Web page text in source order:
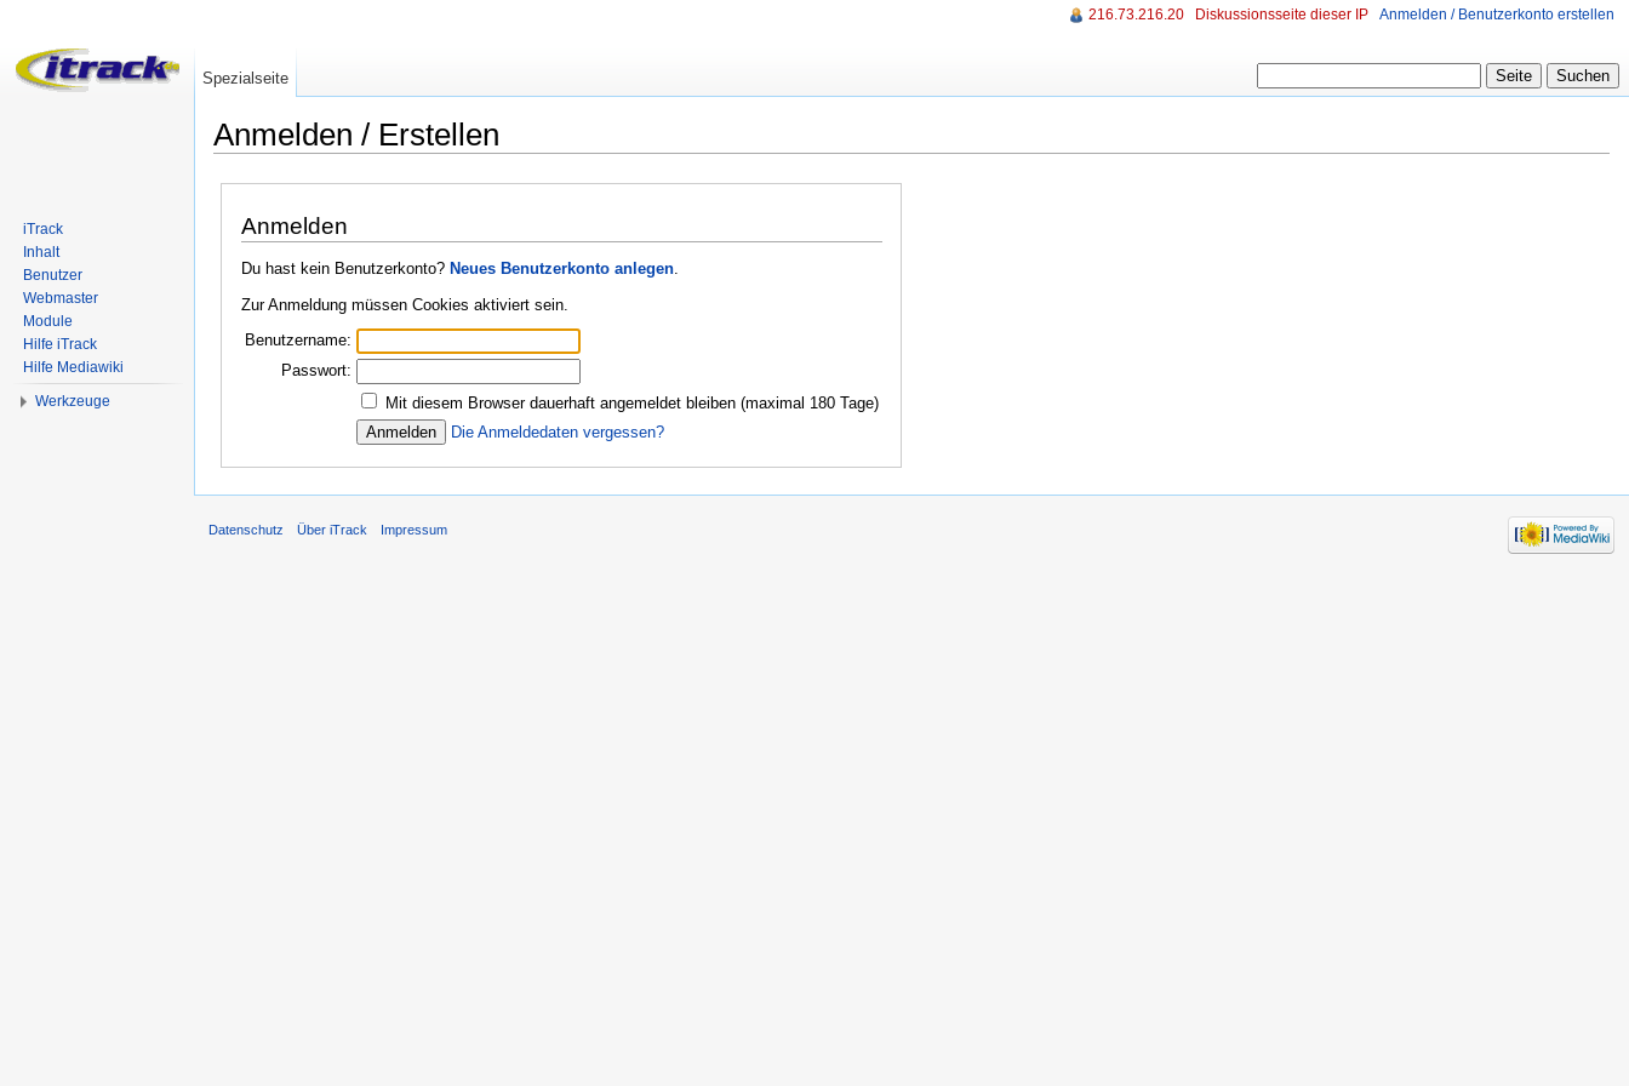
Anmelden / Erstellen
Anmelden
Du hast kein Benutzerkonto? Neues Benutzerkonto anlegen.
Zur Anmeldung müssen Cookies aktiviert sein.
Benutzername:
Passwort:
Mit diesem Browser dauerhaft angemeldet bleiben (maximal 180 Tage)
Die Anmeldedaten vergessen?
216.73.216.20 Diskussionsseite dieser IP Anmelden / Benutzerkonto erstellen
Spezialseite
iTrack
Inhalt
Benutzer
Webmaster
Module
Hilfe iTrack
Hilfe Mediawiki
Werkzeuge
Datenschutz Über iTrack Impressum